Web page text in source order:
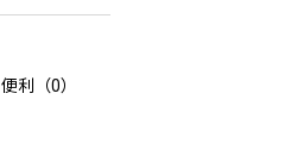
便利（0）